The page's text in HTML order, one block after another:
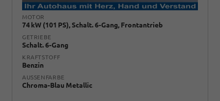
MOTOR
74 kW (101 PS), Schalt. 6-Gang, Frontantrieb
GETRIEBE
Schalt. 6-Gang
KRAFTSTOFF
Benzin
AUSSENFARBE
Chroma-Blau Metallic